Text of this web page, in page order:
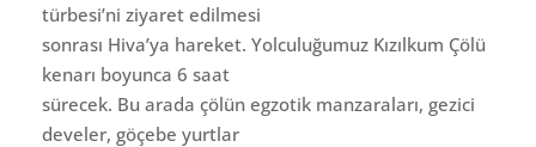
türbesi’ni ziyaret edilmesi
sonrası Hiva’ya hareket. Yolculuğumuz Kızılkum Çölü
kenarı boyunca 6 saat
sürecek. Bu arada çölün egzotik manzaraları, gezici
develer, göçebe yurtlar